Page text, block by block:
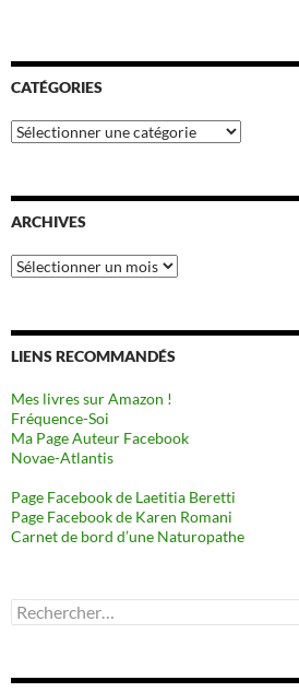
CATÉGORIES
Catégories
ARCHIVES
Archives
LIENS RECOMMANDÉS
Mes livres sur Amazon !
Fréquence-Soi
Ma Page Auteur Facebook
Novae-Atlantis
Page Facebook de Laetitia Beretti
Page Facebook de Karen Romani
Carnet de bord d’une Naturopathe
Rechercher :